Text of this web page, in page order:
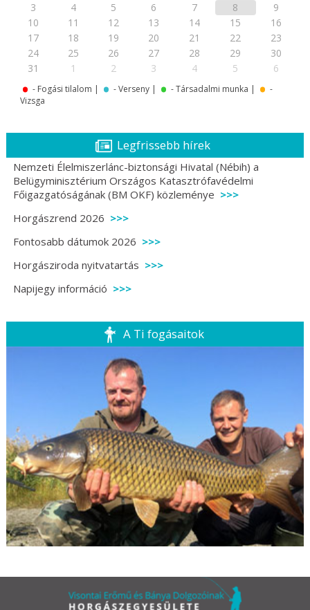
3
4 5 6 7 8
9
10
11 12 13 14 15
16
17
18 19 20 21 22
23
24
25 26 27 28 29
30
31
1 2 3 4 5 6
.- Fogási tilalom | .- Verseny | . - Társadalmi munka | . -
Vizsga
Legfrissebb hírek
Nemzeti Élelmiszerlánc-biztonsági Hivatal (Nébih) a
Belügyminisztérium Országos Katasztrófavédelmi
Főigazgatóságának (BM OKF) közleménye
Horgászrend 2026
Fontosabb dátumok 2026
Horgásziroda nyitvatartás
Napijegy információ
A Ti fogásaitok